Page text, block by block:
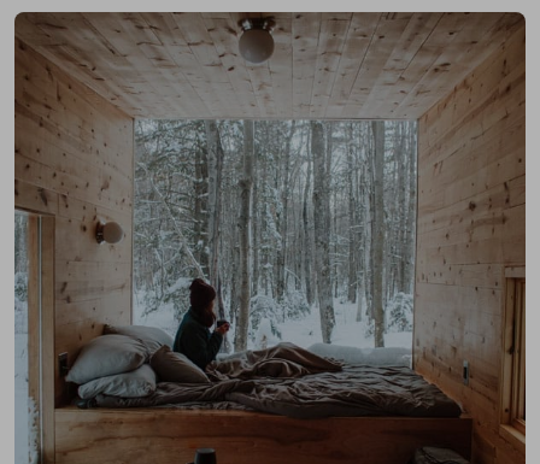
Erneuerbare Energien nutzen
Unabhängigkeit vom Stromanbieter